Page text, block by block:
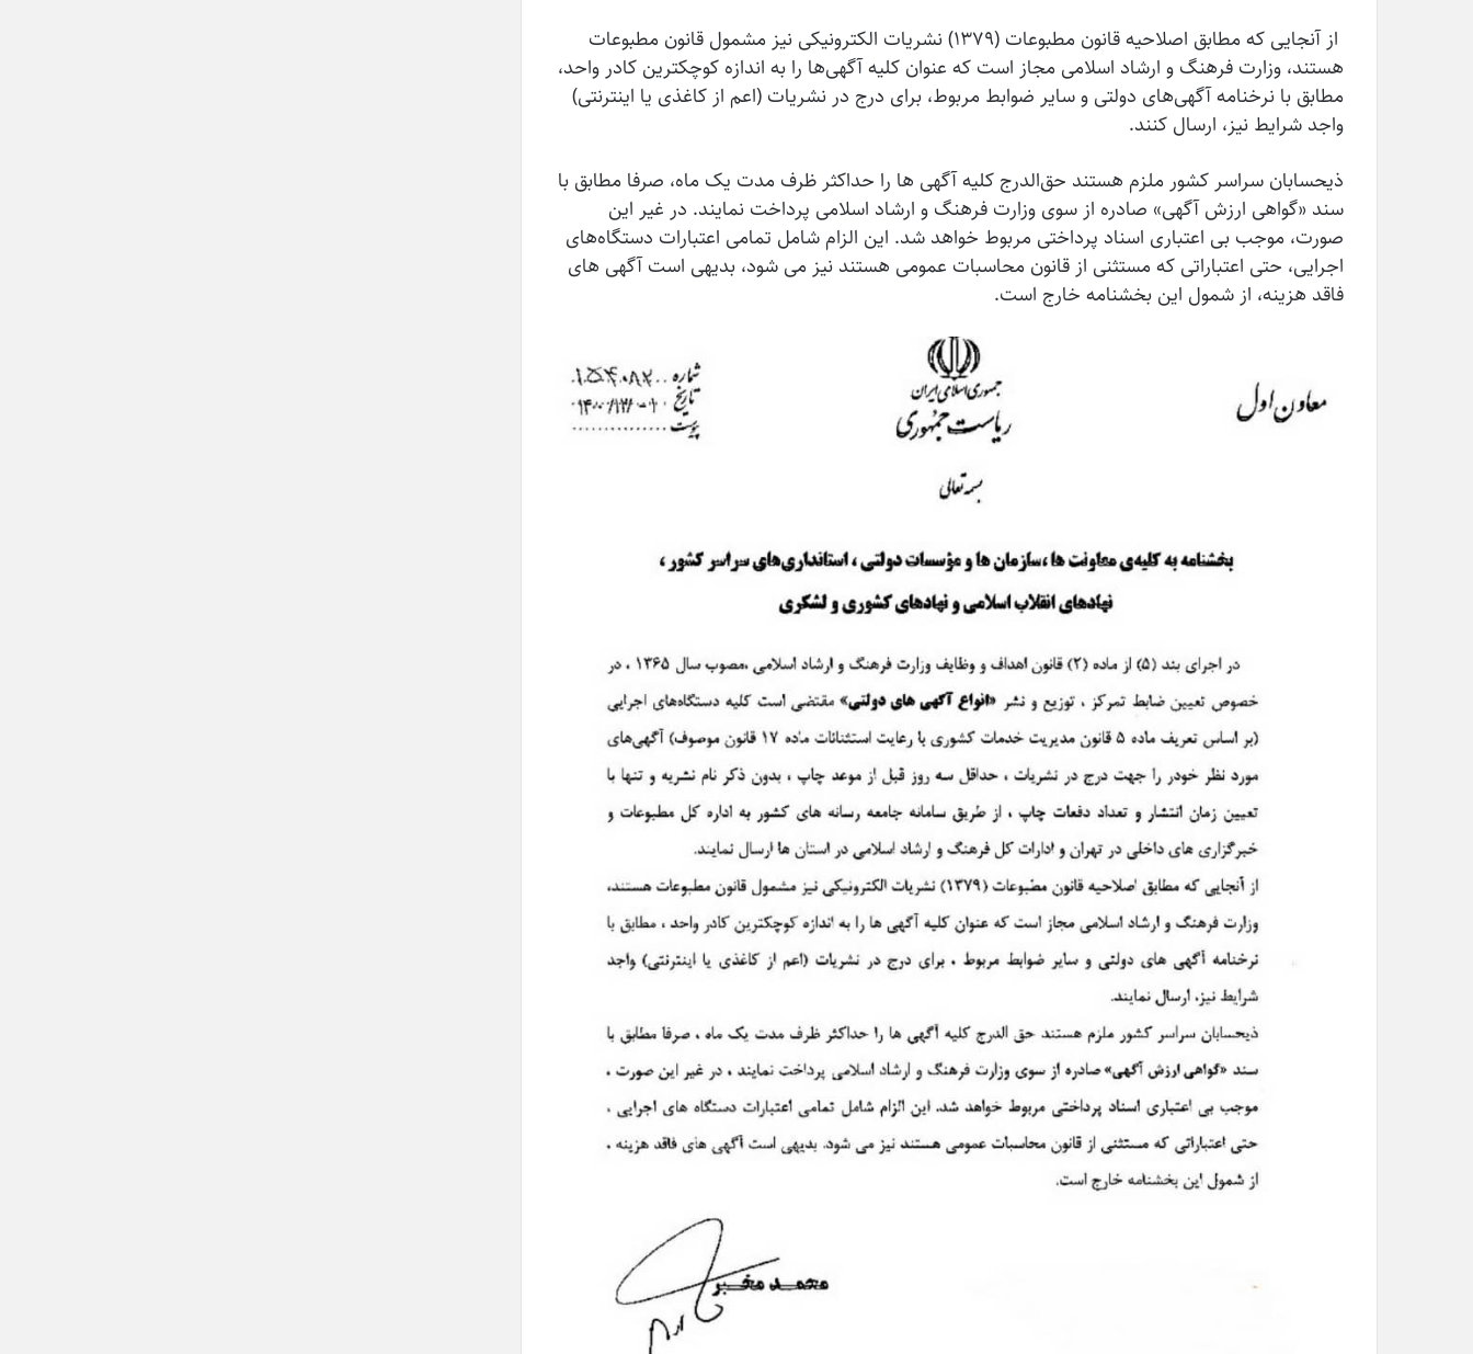
از آنجایی که مطابق اصلاحیه قانون مطبوعات (۱۳۷۹) نشریات الکترونیکی نیز مشمول قانون مطبوعات
هستند، وزارت فرهنگ و ارشاد اسلامی مجاز است که عنوان کلیه آگهی‌ها را به اندازه کوچکترین کادر واحد،
مطابق با نرخنامه آگهی‌های دولتی و سایر ضوابط مربوط، برای درج در نشریات (اعم از کاغذی یا اینترنتی)
واجد شرایط نیز، ارسال کنند.
ذیحسابان سراسر کشور ملزم هستند حق‌الدرج کلیه آگهی ها را حداکثر ظرف مدت یک ماه، صرفا مطابق با
سند «گواهی ارزش آگهی» صادره از سوی وزارت فرهنگ و ارشاد اسلامی پرداخت نمایند. در غیر این
صورت، موجب بی اعتباری اسناد پرداختی مربوط خواهد شد. این الزام شامل تمامی اعتبارات دستگاه‌های
اجرایی، حتی اعتباراتی که مستثنی از قانون محاسبات عمومی هستند نیز می شود، بدیهی است آگهی های
فاقد هزینه، از شمول این بخشنامه خارج است.